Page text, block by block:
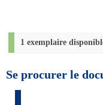
1 exemplaire
Se procurer le